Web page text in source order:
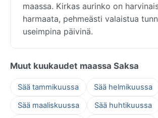
maassa. Kirkas aurinko on
harmaata, pehmeästi valaistua
useimpina päivinä.
Muut kuukaudet maassa Saksa
Sää tammikuussa
Sää helmikuussa
Sää maaliskuussa
Sää huhtikuussa